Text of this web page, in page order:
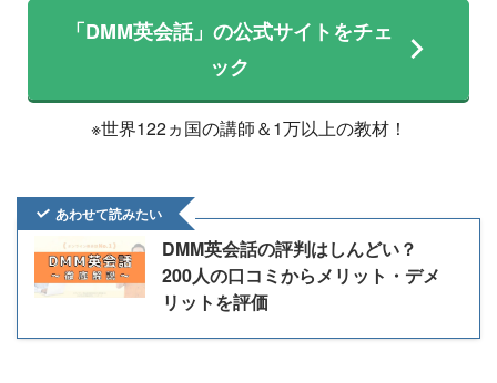
「DMM英会話」の公式サイトをチェ
ック
※世界122ヵ国の講師＆1万以上の教材！
あわせて読みたい
DMM英会話の評判はしんどい？
200人の口コミからメリット・デメ
リットを評価